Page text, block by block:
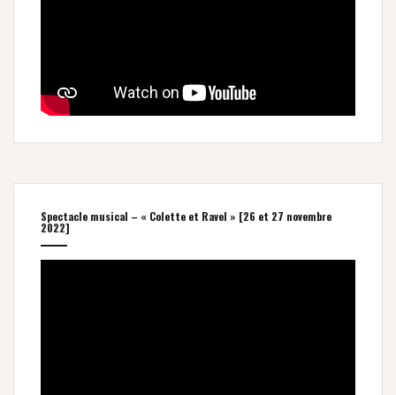
Spectacle musical – « Colette et Ravel » [26 et 27 novembre
2022]